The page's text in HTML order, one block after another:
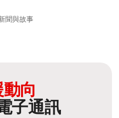
聞與故事
向
子通訊